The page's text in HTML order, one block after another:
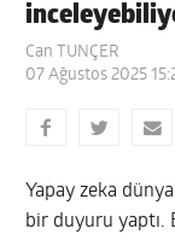
Can TUNÇER
07 Ağustos 2025
Yapay zeka
bir duyuru yaptı.